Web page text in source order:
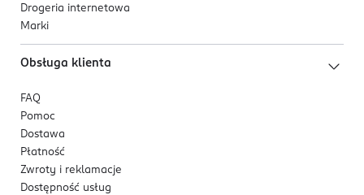
Drogeria internetowa
Marki
Obsługa klienta
FAQ
Pomoc
Dostawa
Płatność
Zwroty i reklamacje
Dostępność usług